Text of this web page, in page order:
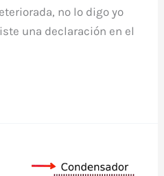
no lo digo yo
una declaración en el